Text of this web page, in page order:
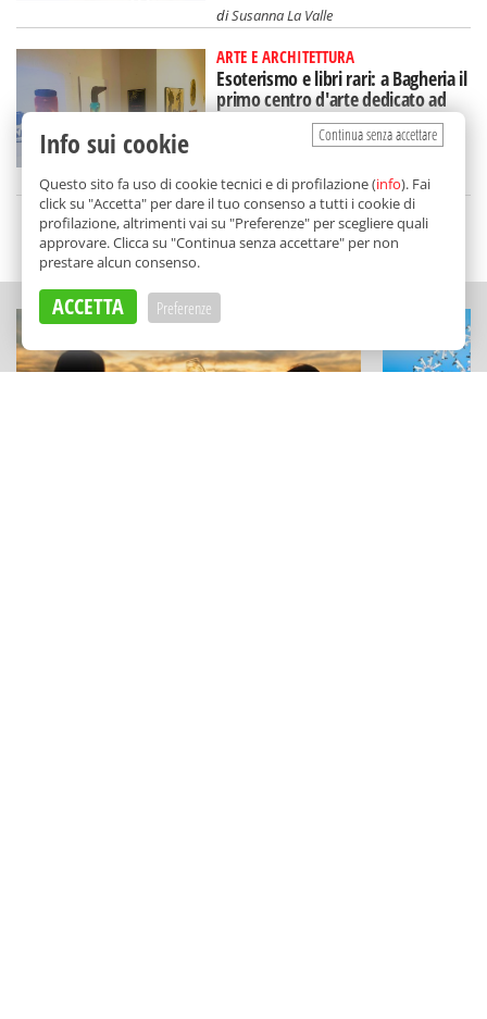
diSusanna La Valle
ARTE E ARCHITETTURA
Esoterismo e libri rari: a Bagheria il
primo centro d'arte dedicato ad
Aleister Crowley
diRedazione
SCELTO DA BALARM
Continua senza accettare
Info sui cookie
Questo sito fa uso di cookie tecnici e di profilazione (info). Fai
click su "Accetta" per dare il tuo consenso a tutti i cookie di
profilazione, altrimenti vai su "Preferenze" per scegliere quali
approvare. Clicca su "Continua senza accettare" per non
prestare alcun consenso.
ACCETTA Preferenze